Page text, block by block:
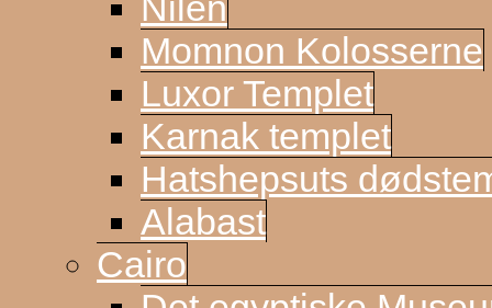
Momnon Kolosserne
Luxor Templet
Karnak templet
Hatshepsuts
Alabast
Cairo